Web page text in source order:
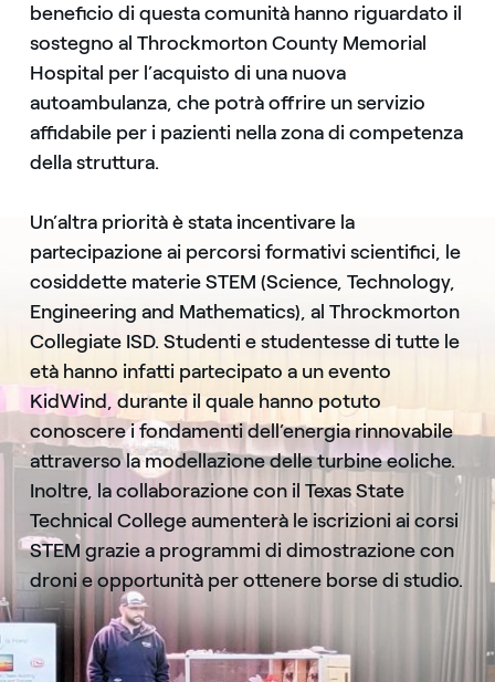
beneficio di questa comunità hanno riguardato il
sostegno al Throckmorton County Memorial
Hospital per l’acquisto di una nuova
autoambulanza, che potrà offrire un servizio
affidabile per i pazienti nella zona di competenza
della struttura.
Un’altra priorità è stata incentivare la
partecipazione ai percorsi formativi scientifici, le
cosiddette materie STEM (Science, Technology,
Engineering and Mathematics), al Throckmorton
Collegiate ISD. Studenti e studentesse di tutte le
età hanno infatti partecipato a un evento
KidWind, durante il quale hanno potuto
conoscere i fondamenti dell’energia rinnovabile
attraverso la modellazione delle turbine eoliche.
Inoltre, la collaborazione con il Texas State
Technical College aumenterà le iscrizioni ai corsi
STEM grazie a programmi di dimostrazione con
droni e opportunità per ottenere borse di studio.